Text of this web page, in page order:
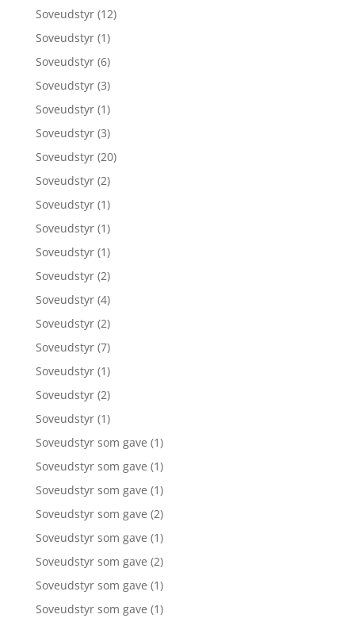
Soveudstyr (12)
Soveudstyr (1)
Soveudstyr (6)
Soveudstyr (3)
Soveudstyr (1)
Soveudstyr (3)
Soveudstyr (20)
Soveudstyr (2)
Soveudstyr (1)
Soveudstyr (1)
Soveudstyr (1)
Soveudstyr (2)
Soveudstyr (4)
Soveudstyr (2)
Soveudstyr (7)
Soveudstyr (1)
Soveudstyr (2)
Soveudstyr (1)
Soveudstyr som gave (1)
Soveudstyr som gave (1)
Soveudstyr som gave (1)
Soveudstyr som gave (2)
Soveudstyr som gave (1)
Soveudstyr som gave (2)
Soveudstyr som gave (1)
Soveudstyr som gave (1)